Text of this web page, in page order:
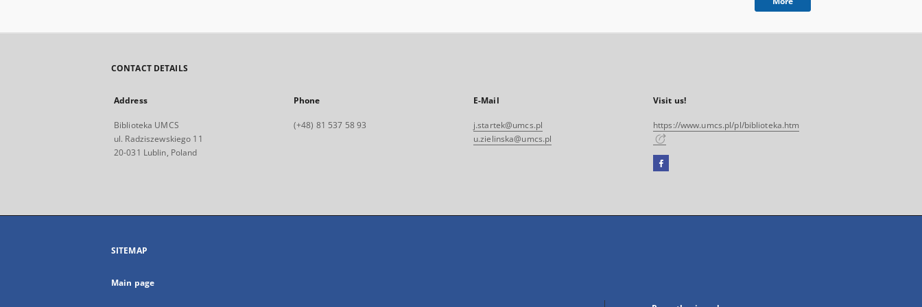
CONTACT DETAILS
Address
Biblioteka UMCS
ul. Radziszewskiego 11
20-031 Lublin, Poland
Phone
(+48) 81 537 58 93
E-Mail
j.startek@umcs.pl
u.zielinska@umcs.pl
Visit us!
https://www.umcs.pl/pl/biblioteka.htm
Facebook
open
SITEMAP
Main page